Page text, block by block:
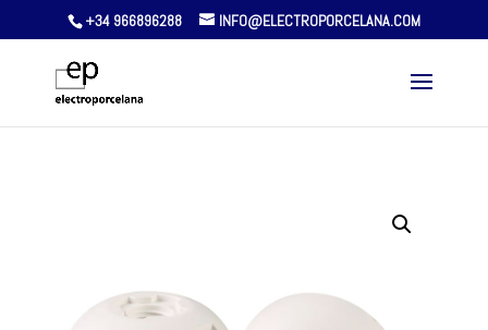
+34 966896288 INFO@ELECTROPORCELANA.COM